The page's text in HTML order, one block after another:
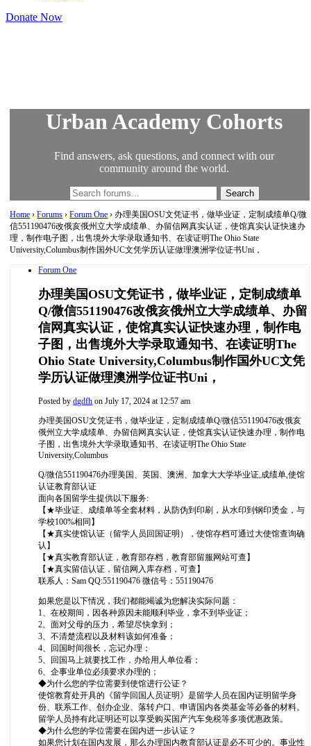
Donate Now
Urban Academy Cohorts
Find answers, ask questions, and connect with our
community around the world.
Home › Forums › Forum One › 办理美国OSU文凭证书，做毕业证，定制成绩单Q/微
信551190476改俄亥俄州立大学成绩单、办留信网真实认证，使馆真实认证快速办
理，制作电子图，出售境外大学录取通知书、在读证明The Ohio State
University,Columbus制作国外UC文凭学历认证做理澳洲学位证书Uni，
Forum One
办理美国OSU文凭证书，做毕业证，定制成绩单
Q/微信551190476改俄亥俄州立大学成绩单、办留
信网真实认证，使馆真实认证快速办理，制作电
子图，出售境外大学录取通知书、在读证明The
Ohio State University,Columbus制作国外UC文凭
学历认证做理澳洲学位证书Uni，
Posted bydgdfh on July 17, 2024 at 12:57 am
办理美国OSU文凭证书，做毕业证，定制成绩单Q/微信551190476改俄亥
俄州立大学成绩单、办留信网真实认证，使馆真实认证快速办理，制作电
子图，出售境外大学录取通知书、在读证明The Ohio State
University,Columbus
Q/微信551190476办理美国、英国、澳洲、加拿大大学毕业证,成绩单,使馆
认证教育部认证
面向各国留学生提供以下服务:
【★毕业证、成绩单等全套材料，从防伪到印刷，从水印到钢印烫金，与
学校100%相同】
【★真实使馆认证（留学人员回国证明），使馆存档可通过大使馆查询确
认】
【★真实教育部认证，教育部存档，教育部留服网站可查】
【★真实留信认证，留信网入库存档，可查】
联系人：Sam QQ:551190476 微信号：551190476
如果您是以下情况，我们都能竭诚为您解决实际问题：
1、在校期间，因各种原因未能顺利毕业，拿不到毕业证；
2、面对父母的压力，希望尽快拿到；
3、不清楚流程以及材料该如何准备；
4、回国时间很长，忘记办理；
5、回国马上就要找工作，办给用人单位看；
6、企事业单位必须要求办理的；
◆为什么您的学位需要到使馆进行公证？
使馆教育处开具的《留学回国人员证明》是留学人员在国内证明留学身
份、联系工作、创办企业、落转户口、申请国内各类基金等必备的材料。
留学人员持有此证明还可以享受购买国产汽车免税等多项优惠政策。
◆为什么您的学位需要在国内进一步认证？
如果您计划在国内发展，那么办理国内教育部认证是必不可少的。事业性